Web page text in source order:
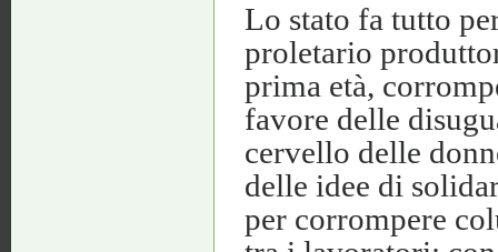
Lo stato fa tutto
proletario
prima età,
favore delle
cervello delle
delle idee di
per corrompere